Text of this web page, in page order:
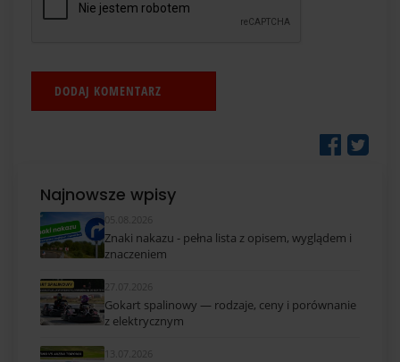
Najnowsze wpisy
05.08.2026
Znaki nakazu - pełna lista z opisem, wyglądem i
znaczeniem
Gokart spalinowy — rodzaje, ceny i porównanie
z elektrycznym